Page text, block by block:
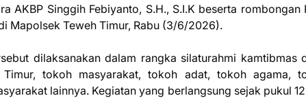
AKBP Singgih Febiyanto, S.H., S.I.K beserta rombongan
Mapolsek Teweh Timur, Rabu (3/6/2026).
dilaksanakan dalam rangka silaturahmi kamtibmas
Timur, tokoh masyarakat, tokoh adat, tokoh agama,
lainnya. Kegiatan yang berlangsung sejak pukul